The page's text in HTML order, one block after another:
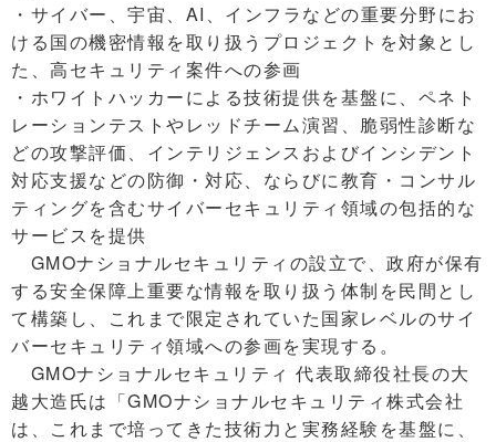
・サイバー、宇宙、AI、インフラなどの重要分野にお
ける国の機密情報を取り扱うプロジェクトを対象とし
た、高セキュリティ案件への参画
・ホワイトハッカーによる技術提供を基盤に、ペネト
レーションテストやレッドチーム演習、脆弱性診断な
どの攻撃評価、インテリジェンスおよびインシデント
対応支援などの防御・対応、ならびに教育・コンサル
ティングを含むサイバーセキュリティ領域の包括的な
サービスを提供
GMOナショナルセキュリティの設立で、政府が保有
する安全保障上重要な情報を取り扱う体制を民間とし
て構築し、これまで限定されていた国家レベルのサイ
バーセキュリティ領域への参画を実現する。
GMOナショナルセキュリティ 代表取締役社長の大
越大造氏は「GMOナショナルセキュリティ株式会社
は、これまで培ってきた技術力と実務経験を基盤に、